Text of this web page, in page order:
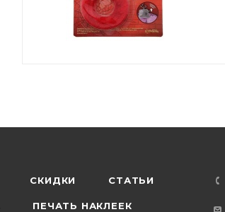
СКИДКИ СТАТЬИ
ПЕЧАТЬ НАКЛЕЕК